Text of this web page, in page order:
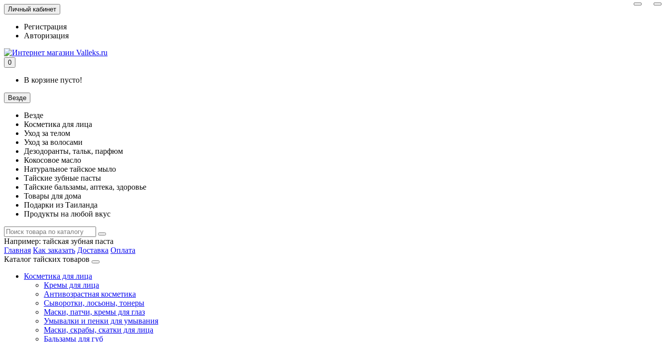
Личный кабинет
Регистрация
Авторизация
0
В корзине пусто!
Везде
Везде
Косметика для лица
Уход за телом
Уход за волосами
Дезодоранты, тальк, парфюм
Кокосовое масло
Натуральное тайское мыло
Тайские зубные пасты
Тайские бальзамы, аптека, здоровье
Товары для дома
Подарки из Таиланда
Продукты на любой вкус
Например: тайская зубная паста
Главная Как заказать Доставка Оплата
Каталог тайских товаров
Косметика для лица
Кремы для лица
Антивозрастная косметика
Сыворотки, лосьоны, тонеры
Маски, патчи, кремы для глаз
Умывалки и пенки для умывания
Маски, скрабы, скатки для лица
Бальзамы для губ